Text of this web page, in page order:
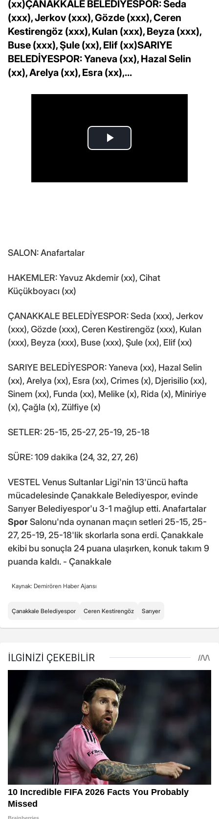
(xx)ÇANAKKALE BELEDİYESPOR: Seda
(xxx), Jerkov (xxx), Gözde (xxx), Ceren
Kestirengöz (xxx), Kulan (xxx), Beyza (xxx),
Buse (xxx), Şule (xx), Elif (xx)SARIYE
BELEDİYESPOR: Yaneva (xx), Hazal Selin
(xx), Arelya (xx), Esra (xx),...
SALON: Anafartalar
HAKEMLER: Yavuz Akdemir (xx), Cihat
Küçükboyacı (xx)
ÇANAKKALE BELEDİYESPOR: Seda (xxx), Jerkov
(xxx), Gözde (xxx), Ceren Kestirengöz (xxx), Kulan
(xxx), Beyza (xxx), Buse (xxx), Şule (xx), Elif (xx)
SARIYE BELEDİYESPOR: Yaneva (xx), Hazal Selin
(xx), Arelya (xx), Esra (xx), Crimes (x), Djerisilio (xx),
Sinem (xx), Funda (xx), Melike (x), Rida (x), Miniriye
(x), Çağla (x), Zülfiye (x)
SETLER: 25-15, 25-27, 25-19, 25-18
SÜRE: 109 dakika (24, 32, 27, 26)
VESTEL Venus Sultanlar Ligi'nin 13'üncü hafta
mücadelesinde Çanakkale Belediyespor, evinde
Sarıyer Belediyespor'u 3-1 mağlup etti. Anafartalar
SporSalonu'nda oynanan maçın setleri 25-15, 25-
27, 25-19, 25-18'lik skorlarla sona erdi. Çanakkale
ekibi bu sonuçla 24 puana ulaşırken, konuk takım 9
puanda kaldı. - Çanakkale
Kaynak: Demirören Haber Ajansı
Çanakkale Belediyespor Ceren Kestirengöz Sarıyer